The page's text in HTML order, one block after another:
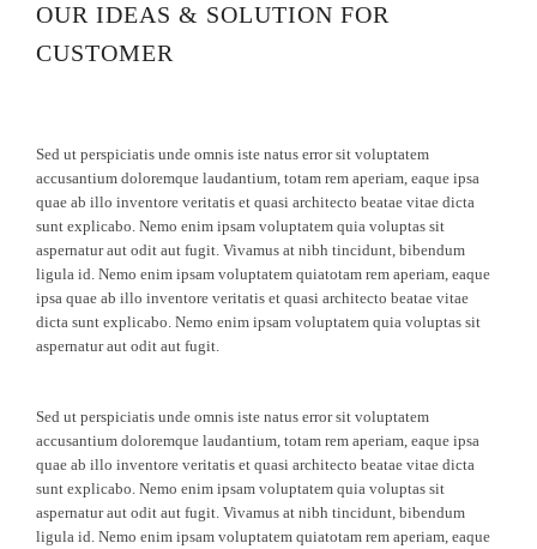
OUR IDEAS & SOLUTION FOR
CUSTOMER
Sed ut perspiciatis unde omnis iste natus error sit voluptatem
accusantium doloremque laudantium, totam rem aperiam, eaque ipsa
quae ab illo inventore veritatis et quasi architecto beatae vitae dicta
sunt explicabo. Nemo enim ipsam voluptatem quia voluptas sit
aspernatur aut odit aut fugit. Vivamus at nibh tincidunt, bibendum
ligula id. Nemo enim ipsam voluptatem quiatotam rem aperiam, eaque
ipsa quae ab illo inventore veritatis et quasi architecto beatae vitae
dicta sunt explicabo. Nemo enim ipsam voluptatem quia voluptas sit
aspernatur aut odit aut fugit.
Sed ut perspiciatis unde omnis iste natus error sit voluptatem
accusantium doloremque laudantium, totam rem aperiam, eaque ipsa
quae ab illo inventore veritatis et quasi architecto beatae vitae dicta
sunt explicabo. Nemo enim ipsam voluptatem quia voluptas sit
aspernatur aut odit aut fugit. Vivamus at nibh tincidunt, bibendum
ligula id. Nemo enim ipsam voluptatem quiatotam rem aperiam, eaque